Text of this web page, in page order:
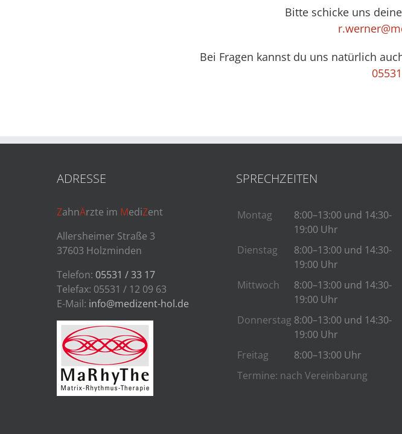
Bitte schicke uns
Bei Fragen kannst du uns natürlich
ADRESSE
ZahnÄrzte im MediZent
Allersheimer Straße 3
37603 Holzminden
Telefon: 05531 / 33 17
Telefax: 05531 / 12 09 63
E-Mail: info@medizent-hol.de
SPRECHZEITEN
Montag
8:00–13:00 und 14:30-
19:00 Uhr
Dienstag
8:00–13:00 und 14:30-
19:00 Uhr
Mittwoch
8:00–13:00 und 14:30-
19:00 Uhr
Donnerstag 8:00–13:00 und 14:30-
19:00 Uhr
Freitag
8:00–13:00 Uhr
Termine: nach Vereinbarung